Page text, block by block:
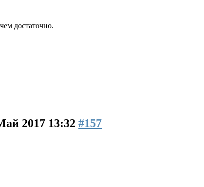
достаточно.
2017 13:32 #157